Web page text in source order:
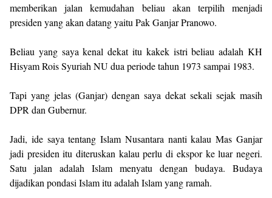
memberikan jalan kemudahan beliau akan terpilih menjadi
presiden yang akan datang yaitu Pak Ganjar Pranowo.
Beliau yang saya kenal dekat itu kakek istri beliau adalah KH
Hisyam Rois Syuriah NU dua periode tahun 1973 sampai 1983.
Tapi yang jelas (Ganjar) dengan saya dekat sekali sejak masih
DPR dan Gubernur.
Jadi, ide saya tentang Islam Nusantara nanti kalau Mas Ganjar
jadi presiden itu diteruskan kalau perlu di ekspor ke luar negeri.
Satu jalan adalah Islam menyatu dengan budaya. Budaya
dijadikan pondasi Islam itu adalah Islam yang ramah.